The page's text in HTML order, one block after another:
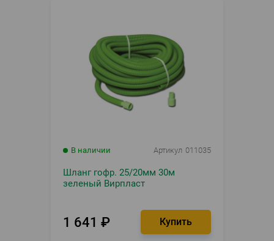
В наличии Артикул 011035
Шланг гофр. 25/20мм 30м
зеленый Вирпласт
1 641 ₽